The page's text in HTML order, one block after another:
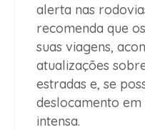
alerta nas
recomenda que
suas viagens,
atualizações
estradas e, se
deslocamento
intensa.